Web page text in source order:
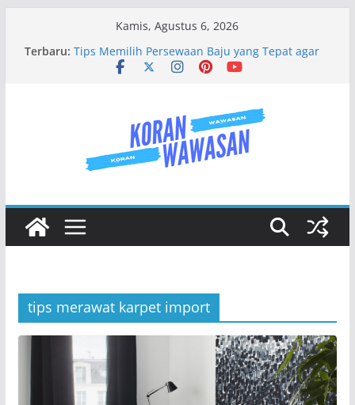
Kamis, Agustus 6, 2026
Terbaru: Tips Memilih Persewaan Baju yang Tepat agar
Tidak Kecewa
Mengenal Baju Wisuda Lebih Dalam
Jasa Buat Website Surabaya Solusi Digital Bisnis
Tempat Persewaan Baju Adat Di Sidoarjo
tips merawat karpet import